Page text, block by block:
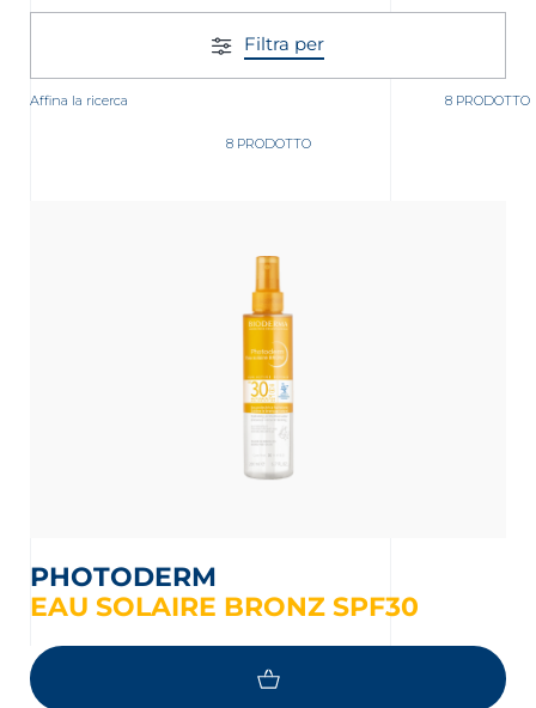
Filtra per
Affina la ricerca 8 PRODOTTO
8 PRODOTTO
PHOTODERM
EAU SOLAIRE BRONZ SPF30